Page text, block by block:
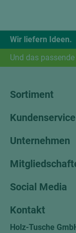
Wir liefern Ideen.
Und das
Sortiment
Kundenservice
Unternehmen
Social Media
Kontakt
Holz-Tusche